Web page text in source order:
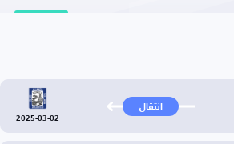
انتقال
2025-03-02